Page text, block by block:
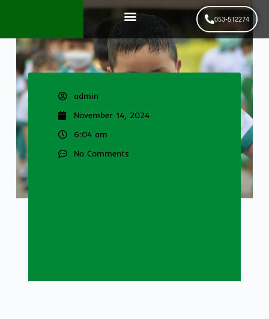
053-512274
admin
November 14, 2024
6:04 am
No Comments